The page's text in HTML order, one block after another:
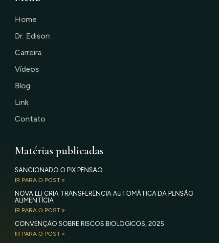
Home
Dr. Edison
Carreira
Vídeos
Blog
Link
Contato
Matérias publicadas
SANCIONADO O PIX PENSÃO
IR PARA O POST »
NOVA LEI CRIA TRANSFERÊNCIA AUTOMÁTICA DA PENSÃO
ALIMENTÍCIA
IR PARA O POST »
CONVENÇÃO SOBRE RISCOS BIOLÓGICOS, 2025
IR PARA O POST »